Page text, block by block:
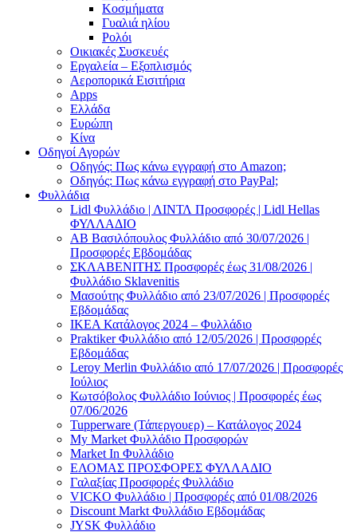
Κοσμήματα
Γυαλιά ηλίου
Ρολόι
Οικιακές Συσκευές
Εργαλεία – Εξοπλισμός
Αεροπορικά Εισιτήρια
Apps
Ελλάδα
Ευρώπη
Κίνα
Οδηγοί Αγορών
Οδηγός: Πως κάνω εγγραφή στο Amazon;
Οδηγός: Πως κάνω εγγραφή στο PayPal;
Φυλλάδια
Lidl Φυλλάδιο | ΛΙΝΤΛ Προσφορές | Lidl Hellas
ΦΥΛΛΑΔΙΟ
AB Βασιλόπουλος Φυλλάδιο από 30/07/2026 |
Προσφορές Εβδομάδας
ΣΚΛΑΒΕΝΙΤΗΣ Προσφορές έως 31/08/2026 |
Φυλλάδιο Sklavenitis
Μασούτης Φυλλάδιο από 23/07/2026 | Προσφορές
Εβδομάδας
ΙΚΕΑ Κατάλογος 2024 – Φυλλάδιο
Praktiker Φυλλάδιο από 12/05/2026 | Προσφορές
Εβδομάδας
Leroy Merlin Φυλλάδιο από 17/07/2026 | Προσφορές
Ιούλιος
Κωτσόβολος Φυλλάδιο Ιούνιος | Προσφορές έως
07/06/2026
Tupperware (Τάπεργουερ) – Κατάλογος 2024
My Market Φυλλάδιο Προσφορών
Market In Φυλλάδιο
ΕΛΟΜΑΣ ΠΡΟΣΦΟΡΕΣ ΦΥΛΛΑΔΙΟ
Γαλαξίας Προσφορές Φυλλάδιο
VICKO Φυλλάδιο | Προσφορές από 01/08/2026
Discount Markt Φυλλάδιο Εβδομάδας
JYSK Φυλλάδιο